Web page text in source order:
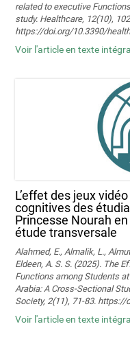
related to executive
study. Healthcare, 12(10),
https://doi.org/10.3390/
Voir l'article en texte intégral
L’effet des jeux
cognitives des
Princesse Nourah
étude transversale
Alahmed, E., Almalik, L.,
Eldeen, A. S. S. (2025). The
Functions among Students
Arabia: A Cross-Sectional
Society, 2(11), 71-83.
Voir l'article en texte intégral